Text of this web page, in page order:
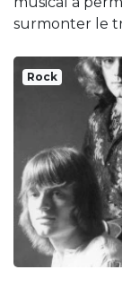
surmonter le
Rock